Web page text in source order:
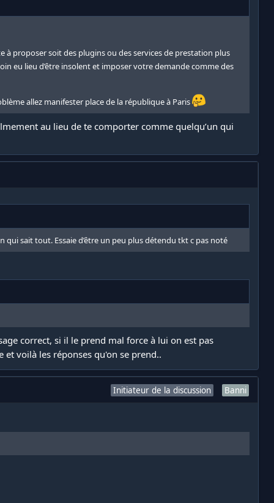
à proposer soit des plugins ou des services de prestation plus
eu lieu d’être insolent et imposer votre demande comme des
allez manifester place de la république à Paris
au lieu de te comporter comme quelqu’un qui
sait tout. Essaie d’être un peu plus détendu tkt c pas noté
correct, si il le prend mal force à lui on est pas
voilà les réponses qu'on se prend..
Initiateur de la discussion Banni